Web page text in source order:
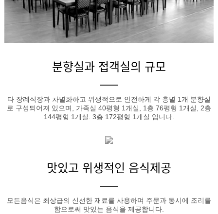
분향실과 접객실의 규모
타 장례식장과 차별화하고 위생적으로 안전하게 각 층별 1개 분향실
로 구성되어져 있으며, 가족실 40평형 1개실, 1층 76평형 1개실, 2층
144평형 1개실. 3층 172평형 1개실 입니다.
맛있고 위생적인 음식제공
모든음식은 최상급의 신선한 재료를 사용하며 주문과 동시에 조리를
함으로써 맛있는 음식을 제공합니다.